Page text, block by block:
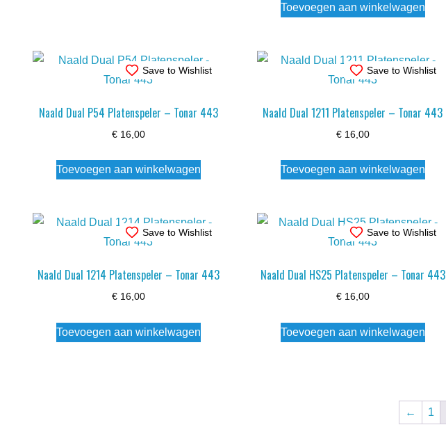
Toevoegen aan winkelwagen
Save to Wishlist
Naald Dual P54 Platenspeler – Tonar 443
€16,00
Toevoegen aan winkelwagen
Save to Wishlist
Naald Dual 1211 Platenspeler – Tonar 443
€16,00
Toevoegen aan winkelwagen
Save to Wishlist
Naald Dual 1214 Platenspeler – Tonar 443
€16,00
Toevoegen aan winkelwagen
Save to Wishlist
Naald Dual HS25 Platenspeler – Tonar 443
€16,00
Toevoegen aan winkelwagen
← 1